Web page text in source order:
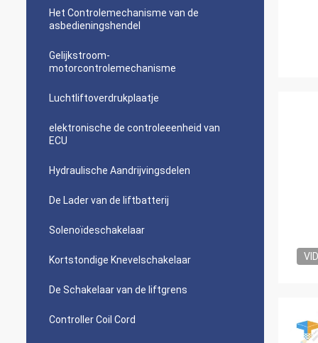
Het Controlemechanisme van de
asbedieningshendel
Gelijkstroom-
motorcontrolemechanisme
Luchtliftoverdrukplaatje
elektronische de controleeenheid van
ECU
Hydraulische Aandrijvingsdelen
De Lader van de liftbatterij
Solenoïdeschakelaar
Kortstondige Knevelschakelaar
De Schakelaar van de liftgrens
Controller Coil Cord